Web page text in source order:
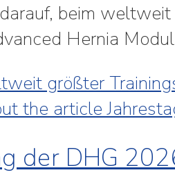
beim weltweit
Hernia
größter
der DHG